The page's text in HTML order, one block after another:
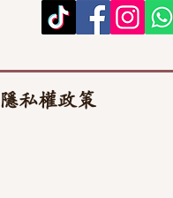
隱私權政策